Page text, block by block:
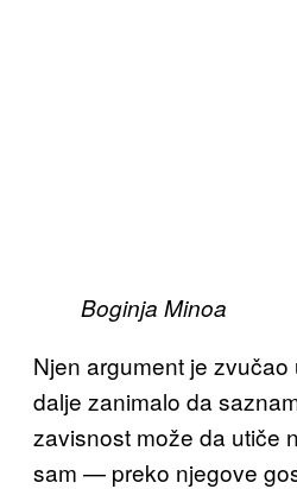
Boginja Minoa
Njen argument je zvučao
dalje zanimalo da
zavisnost može da utiče
sam — preko njegove